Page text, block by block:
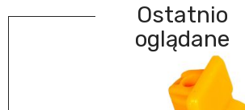
Ostatnio
oglądane